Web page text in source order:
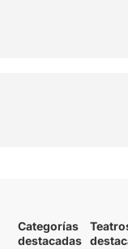
Categorías
destacadas